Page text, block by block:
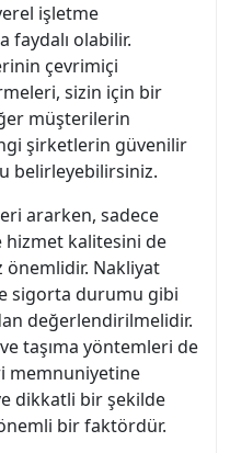
işletme
faydalı olabilir.
çevrimiçi
sizin için bir
müşterilerin
şirketlerin güvenilir
belirleyebilirsiniz.
ararken, sadece
kalitesini de
önemlidir. Nakliyat
sigorta durumu gibi
değerlendirilmelidir.
taşıma yöntemleri de
memnuniyetine
dikkatli bir şekilde
önemli bir faktördür.